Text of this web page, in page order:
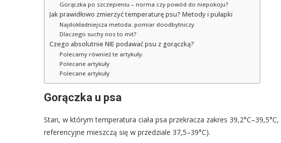
Gorączka po szczepieniu – norma czy powód do niepokoju?
Jak prawidłowo zmierzyć temperaturę psu? Metody i pułapki
Najdokładniejsza metoda: pomiar doodbytniczy
Dlaczego suchy nos to mit?
Czego absolutnie NIE podawać psu z gorączką?
Polecamy również te artykuły:
Polecane artykuły
Polecane artykuły
Gorączka u psa
Stan, w którym temperatura ciała psa przekracza zakres
referencyjne mieszczą się w przedziale 37,5–39°C).